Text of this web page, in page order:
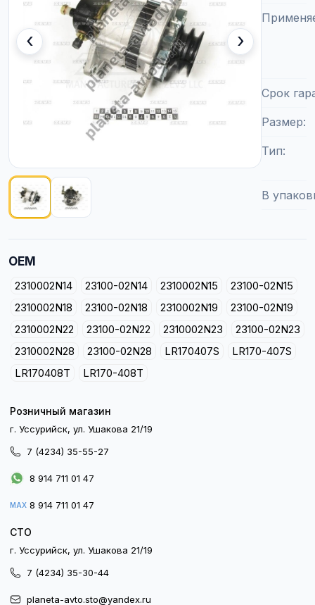
‹ ›
Срок
Размер
Тип
В
OEM
2310002N14 23100-02N14 2310002N15
23100-02N15
2310002N18
23100-02N18 2310002N19
23100-02N19
2310002N22
23100-02N22 2310002N23
23100-02N23
2310002N28
23100-02N28 LR170407S
LR170-407S
LR170408T
LR170-408T
Розничный магазин
г. Уссурийск, ул. Ушакова 21/19
7 (4234) 35-55-27
8 914 711 01 47
MAX 8 914 711 01 47
СТО
г. Уссурийск, ул. Ушакова 21/19
7 (4234) 35-30-44
planeta-avto.sto@yandex.ru